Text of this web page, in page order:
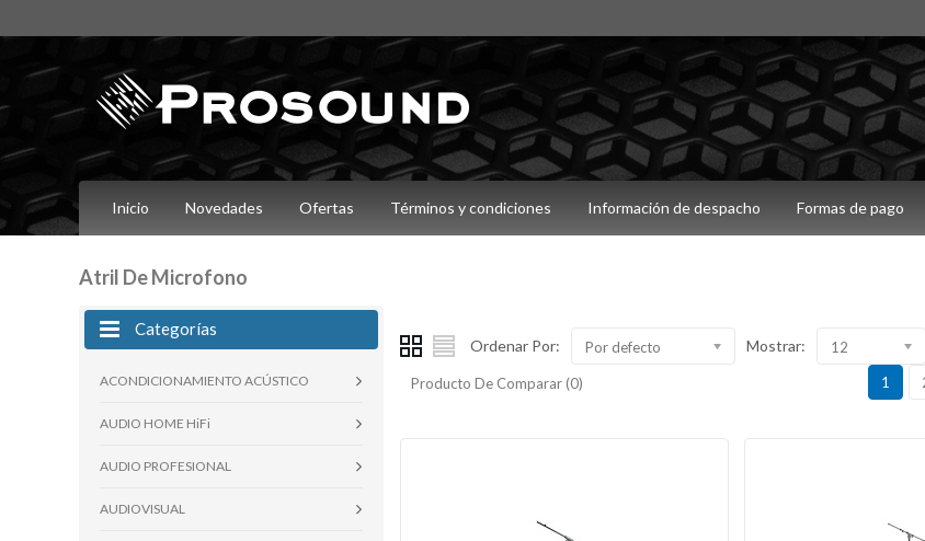
Inicio Novedades Ofertas Términos y condiciones Información de despacho Formas de pago
Atril De Microfono
Categorías
ACONDICIONAMIENTO ACÚSTICO
AUDIO HOME HiFi
AUDIO PROFESIONAL
AUDIOVISUAL
Ordenar Por: Por defecto Mostrar: 12
Producto De Comparar (0) 1